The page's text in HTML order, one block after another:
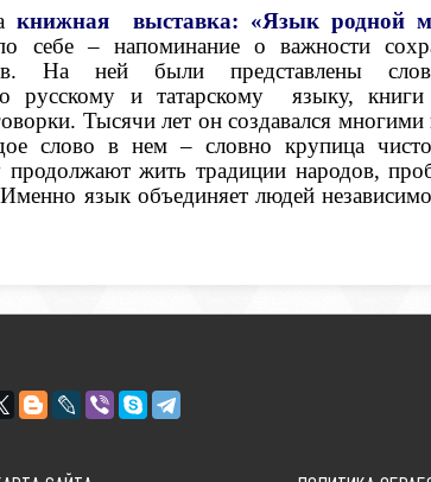
книжная выставка: «Язык родной
себе – напоминание о важности
На ней были представлены
русскому и татарскому языку,
Тысячи лет он создавался
слово в нем – словно крупица
продолжают жить традиции народов,
язык объединяет людей